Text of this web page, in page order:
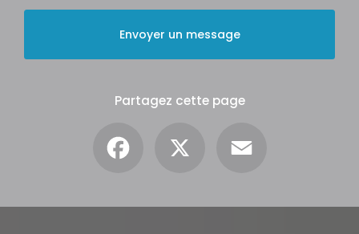
Envoyer un message
Partagez cette page